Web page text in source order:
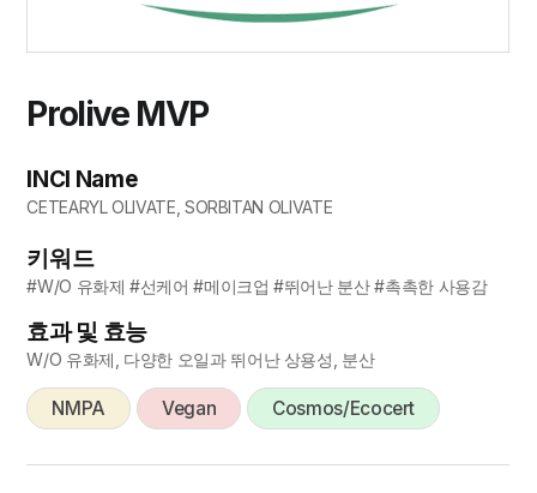
Prolive MVP
INCI Name
CETEARYL OLIVATE, SORBITAN OLIVATE
키워드
#W/O 유화제 #선케어 #메이크업 #뛰어난 분산 #촉촉한 사용감
효과 및 효능
W/O 유화제, 다양한 오일과 뛰어난 상용성, 분산
NMPA Vegan Cosmos/Ecocert